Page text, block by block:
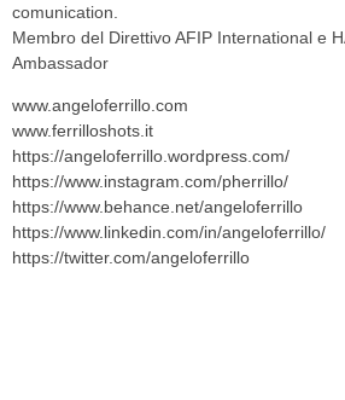
comunication.
Membro del Direttivo AFIP International e
Ambassador
www.angeloferrillo.com
www.ferrilloshots.it
https://angeloferrillo.wordpress.com/
https://www.instagram.com/pherrillo/
https://www.behance.net/angeloferrillo
https://www.linkedin.com/in/angeloferrillo/
https://twitter.com/angeloferrillo